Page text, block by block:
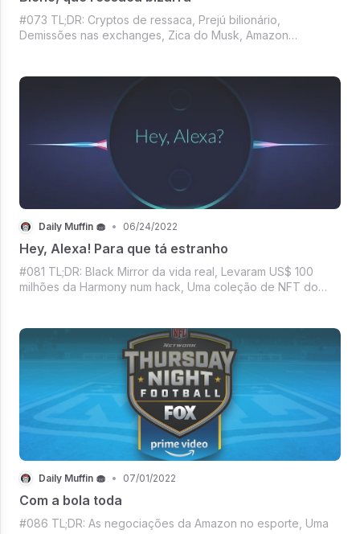
#073 TL;DR: Cryptos de ressaca, Prejú bilionário,
Demissões nas exchanges, Zica do Musk, Amazon
hoje.
Daily Muffin 🧁 • 06/24/2022
Hey, Alexa! Para que tá estranho
#081 TL;DR: Black Mirror da vida real, Levaram US$ 100
milhões da Harmony num hack, Uma coleção de NFT do
Mercado Crypto com disposição pra se
Daily Muffin 🧁 • 07/01/2022
Com a bola toda
#086 TL;DR: As negociações da Amazon no esporte, Uma